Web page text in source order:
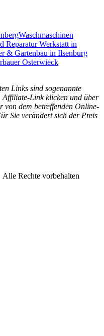
Waschmaschinen
Reparatur Werkstatt in
& Gartenbau in Ilsenburg
Osterwieck
Links sind sogenannte
Affiliate-Link klicken und über
von dem betreffenden Online-
Sie verändert sich der Preis
Rechte vorbehalten